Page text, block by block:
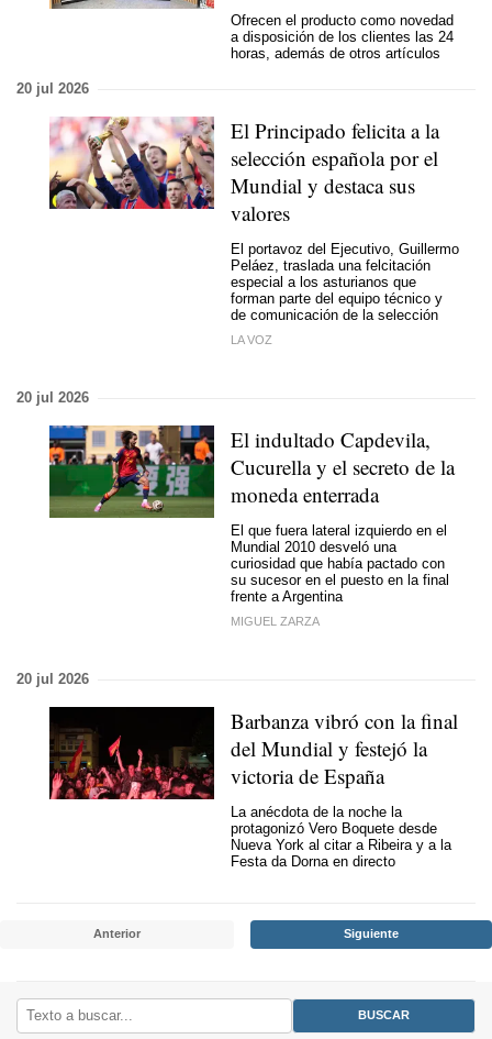
Ofrecen el producto como novedad
a disposición de los clientes las 24
horas, además de otros artículos
20 jul 2026
El Principado felicita a la
selección española por el
Mundial y destaca sus
valores
El portavoz del Ejecutivo, Guillermo
Peláez, traslada una felcitación
especial a los asturianos que
forman parte del equipo técnico y
de comunicación de la selección
LA VOZ
20 jul 2026
El indultado Capdevila,
Cucurella y el secreto de la
moneda enterrada
El que fuera lateral izquierdo en el
Mundial 2010 desveló una
curiosidad que había pactado con
su sucesor en el puesto en la final
frente a Argentina
MIGUEL ZARZA
20 jul 2026
Barbanza vibró con la final
del Mundial y festejó la
victoria de España
La anécdota de la noche la
protagonizó Vero Boquete desde
Nueva York al citar a Ribeira y a la
Festa da Dorna en directo
Anterior Siguiente